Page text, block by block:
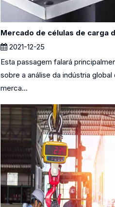
2021-12-25
Esta passagem falará
sobre a análise da indústria global
merca...